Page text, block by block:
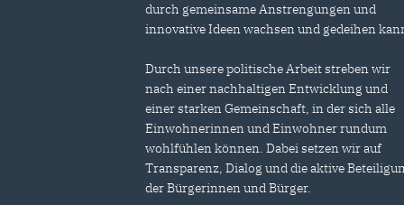
durch gemeinsame Anstrengungen und
innovative Ideen wachsen und gedeihen
Durch unsere politische Arbeit streben wir
nach einer nachhaltigen Entwicklung und
einer starken Gemeinschaft, in der sich alle
Einwohnerinnen und Einwohner rundum
wohlfühlen können. Dabei setzen wir auf
Transparenz, Dialog und die aktive
der Bürgerinnen und Bürger.